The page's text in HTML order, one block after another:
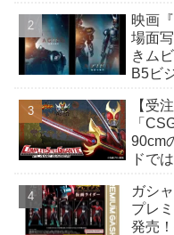
映画
場面
きム
B5ビ
【受
「
90cm
ドで
ガシ
プレ
発売